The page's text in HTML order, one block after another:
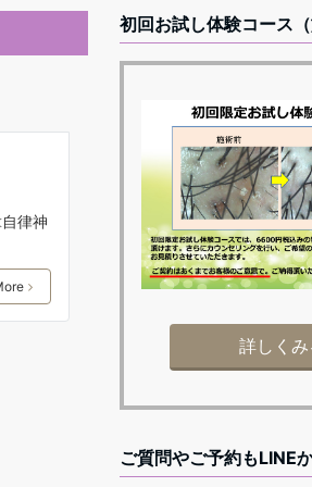
律神
初回お試し体験コース（
詳しくみ
ご質問やご予約もLINE